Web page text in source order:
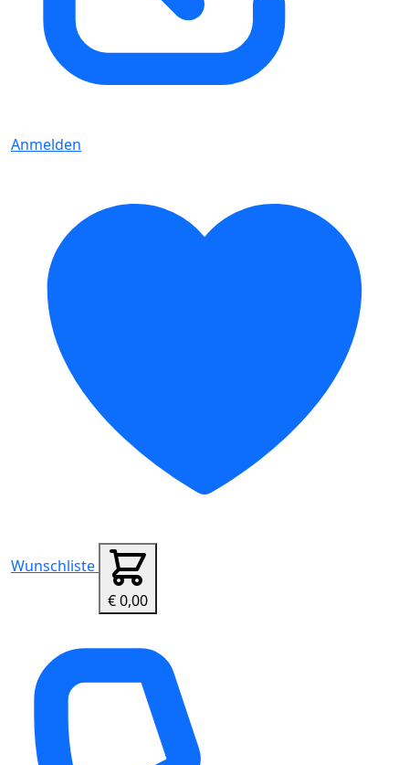
Anmelden
Wunschliste
€ 0,00